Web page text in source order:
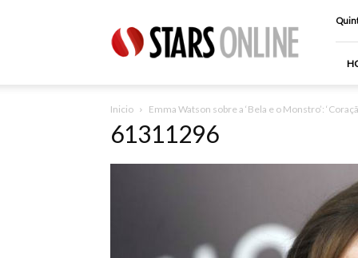
Online
Inicio Emma Watson sobre a ‘Bela e o Monstro’:
61311296